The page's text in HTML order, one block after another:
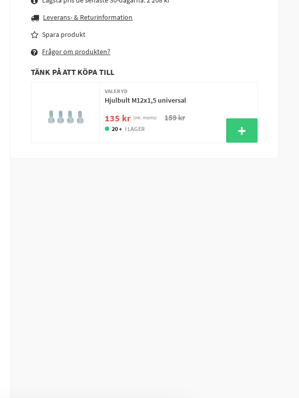
Leverans- & Returinformation
Spara produkt
Frågor om produkten?
TÄNK PÅ ATT KÖPA TILL
VALERYD
Hjulbult M12x1,5 universal
135 kr (ink. moms) 159 kr
20 + I LAGER